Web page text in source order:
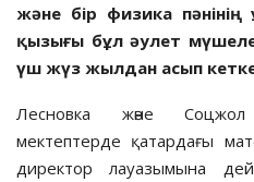
және бір физика
қызығы бұл әулет
үш жүз жылдан асып
Лесновка және
мектептерде қатардағы
директор лауазымына